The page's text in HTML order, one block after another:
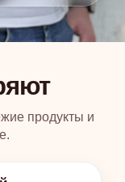
продукты и